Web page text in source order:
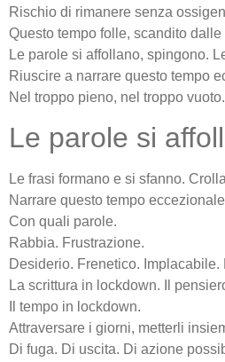
Rischio di rimanere senza
Questo tempo folle, scandito
Le parole si affollano, spingono.
Riuscire a narrare questo tempo
Nel troppo pieno, nel troppo
Le parole si
Le frasi formano e si sfanno.
Narrare questo tempo
Con quali parole.
Rabbia. Frustrazione.
Desiderio. Frenetico.
La scrittura in lockdown. Il
Il tempo in lockdown.
Attraversare i giorni, metterli
Di fuga. Di uscita. Di azione